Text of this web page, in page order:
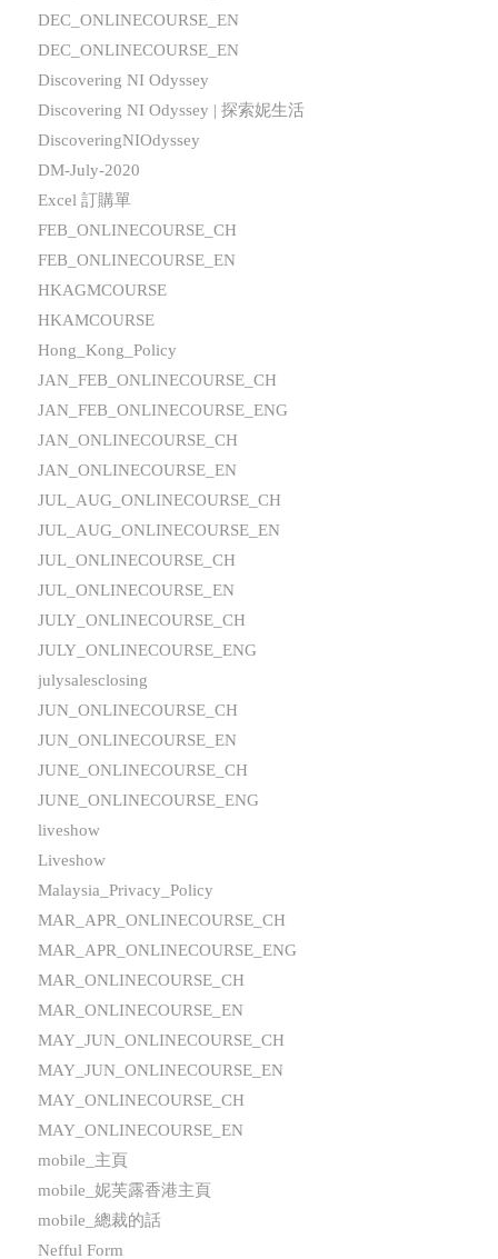
DEC_ONLINECOURSE_EN
DEC_ONLINECOURSE_EN
Discovering NI Odyssey
Discovering NI Odyssey | 探索妮生活
DiscoveringNIOdyssey
DM-July-2020
Excel 訂購單
FEB_ONLINECOURSE_CH
FEB_ONLINECOURSE_EN
HKAGMCOURSE
HKAMCOURSE
Hong_Kong_Policy
JAN_FEB_ONLINECOURSE_CH
JAN_FEB_ONLINECOURSE_ENG
JAN_ONLINECOURSE_CH
JAN_ONLINECOURSE_EN
JUL_AUG_ONLINECOURSE_CH
JUL_AUG_ONLINECOURSE_EN
JUL_ONLINECOURSE_CH
JUL_ONLINECOURSE_EN
JULY_ONLINECOURSE_CH
JULY_ONLINECOURSE_ENG
julysalesclosing
JUN_ONLINECOURSE_CH
JUN_ONLINECOURSE_EN
JUNE_ONLINECOURSE_CH
JUNE_ONLINECOURSE_ENG
liveshow
Liveshow
Malaysia_Privacy_Policy
MAR_APR_ONLINECOURSE_CH
MAR_APR_ONLINECOURSE_ENG
MAR_ONLINECOURSE_CH
MAR_ONLINECOURSE_EN
MAY_JUN_ONLINECOURSE_CH
MAY_JUN_ONLINECOURSE_EN
MAY_ONLINECOURSE_CH
MAY_ONLINECOURSE_EN
mobile_主頁
mobile_妮芙露香港主頁
mobile_總裁的話
Nefful Form